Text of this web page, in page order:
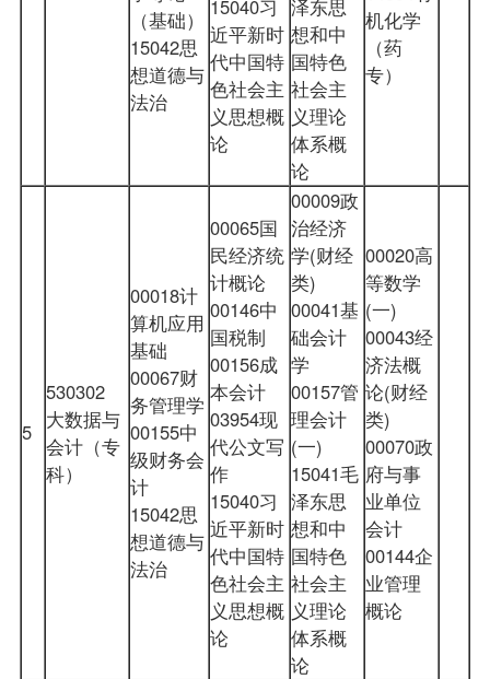
（基础）
15042思
想道德与
法治
15040习
近平新时
代中国特
色社会主
义思想概
论
泽东思
想和中
国特色
社会主
义理论
体系概
论
机化学
（药
专）
5
530302
大数据与
会计（专
科）
00018计
算机应用
基础
00067财
务管理学
00155中
级财务会
计
15042思
想道德与
法治
00065国
民经济统
计概论
00146中
国税制
00156成
本会计
03954现
代公文写
作
15040习
近平新时
代中国特
色社会主
义思想概
论
00009政
治经济
学(财经
类)
00041基
础会计
学
00157管
理会计
(一)
15041毛
泽东思
想和中
国特色
社会主
义理论
体系概
论
00020高
等数学
(一)
00043经
济法概
论(财经
类)
00070政
府与事
业单位
会计
00144企
业管理
概论